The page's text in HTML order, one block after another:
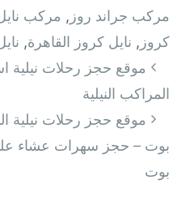
مركب جراند روز , مركب
كروز , نايل كروز القاهرة,
تصفّح
المقالات
موقع حجز رحلات نيلية
المراكب النيلية
موقع حجز رحلات نيلية
بوت – حجز سهرات عشاء
بوت